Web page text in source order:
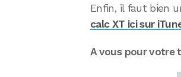
Enfin, il faut bien
calc XT ici sur
A vous pour votre